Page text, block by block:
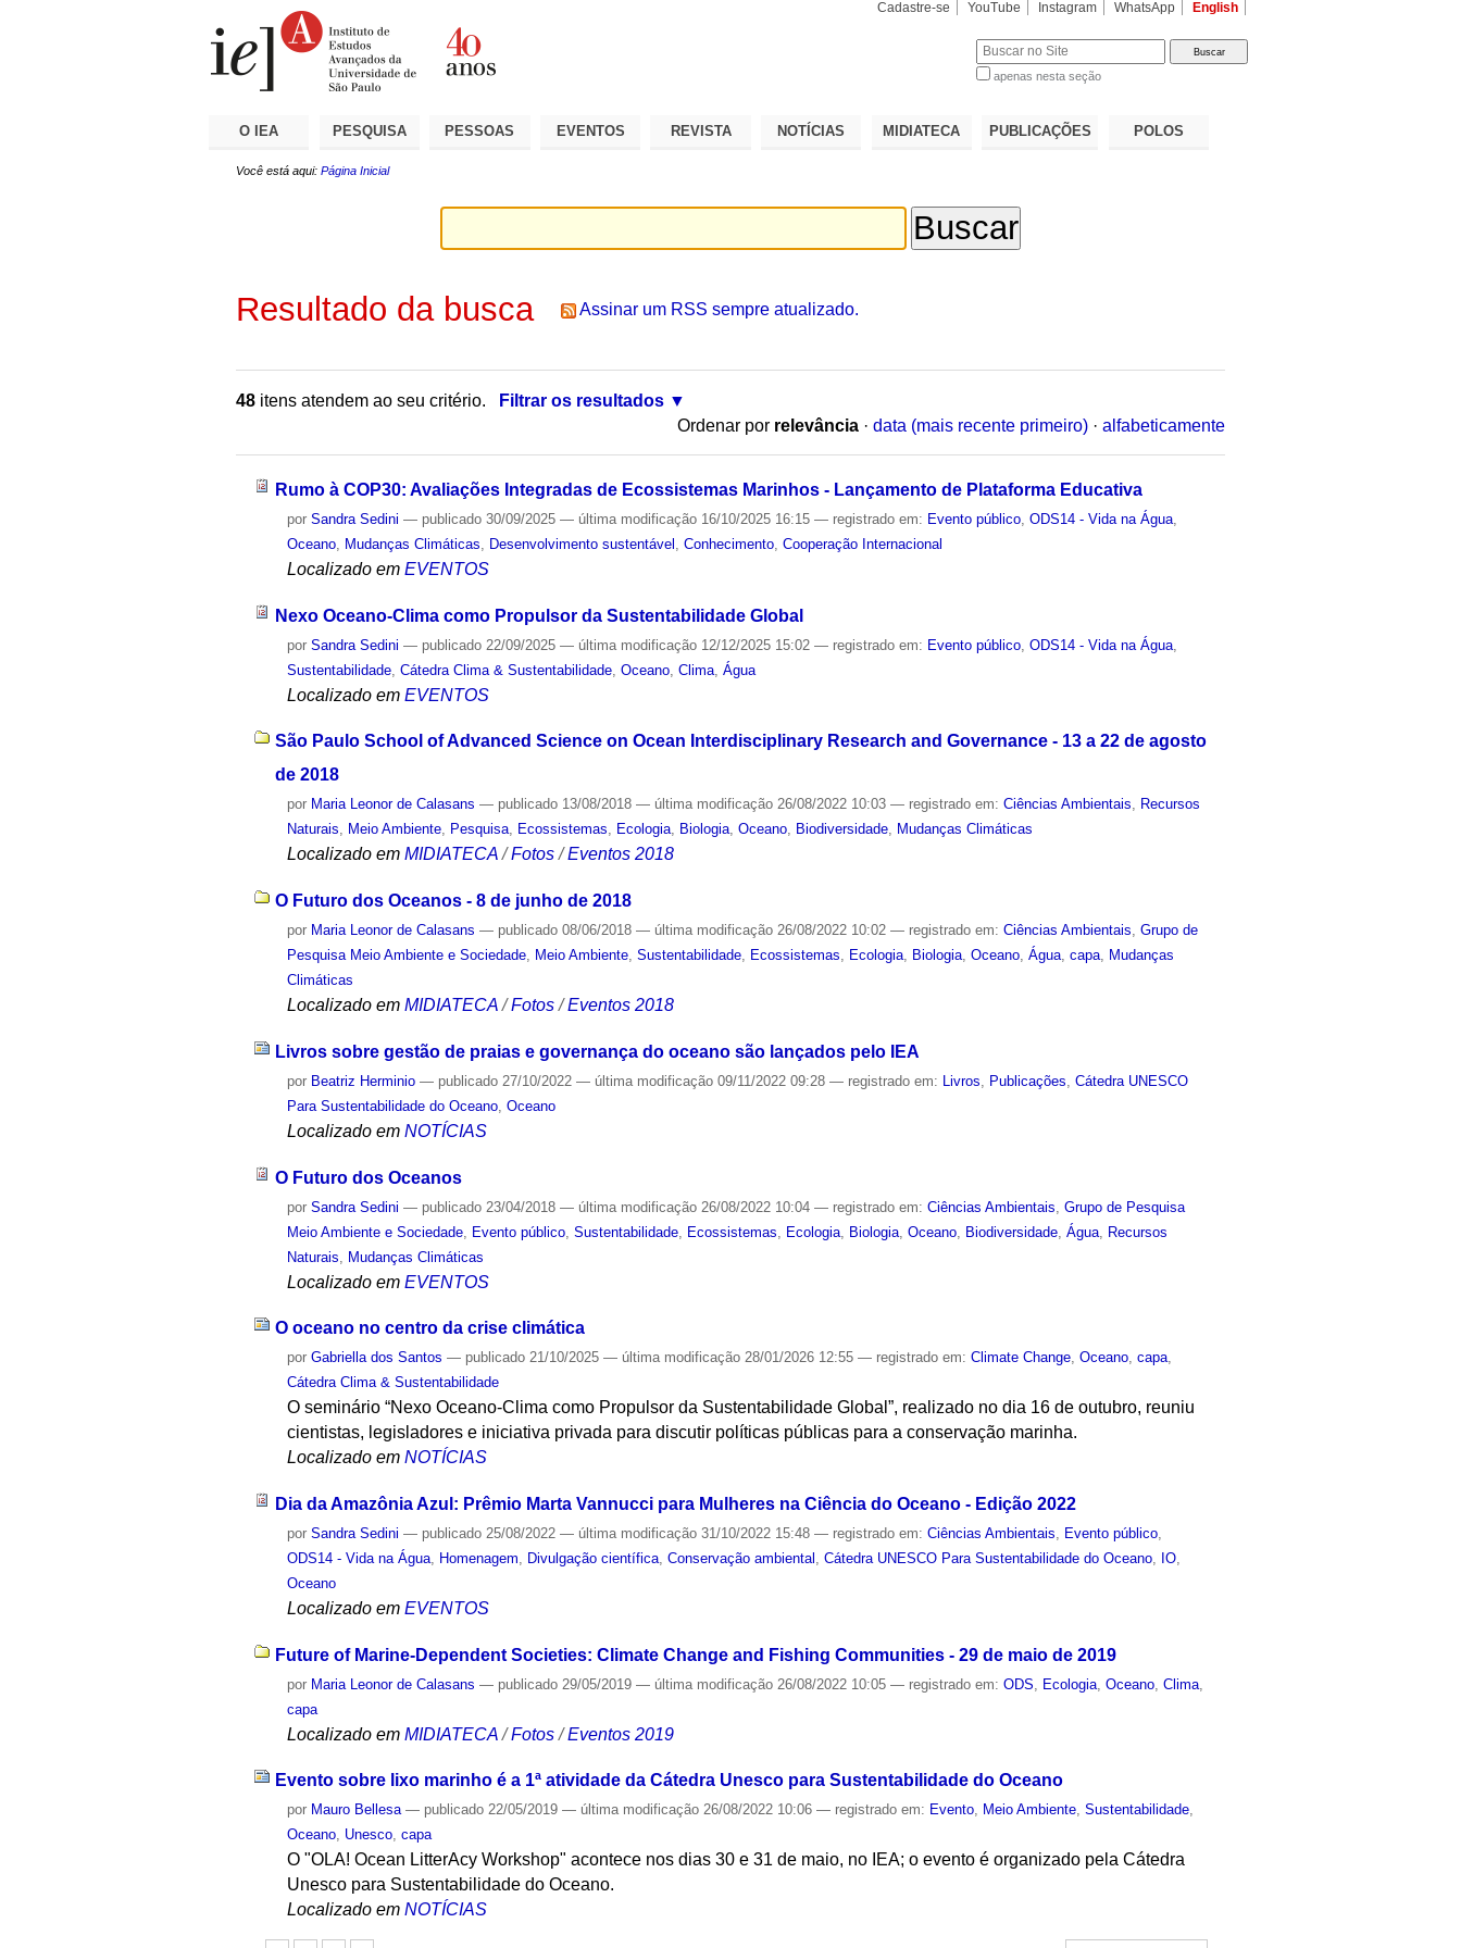
Cadastre-se YouTube Instagram WhatsApp English
apenas nesta seção
O IEA PESQUISA PESSOAS EVENTOS REVISTA NOTÍCIAS MIDIATECA PUBLICAÇÕES POLOS
Você está aqui: Página Inicial
Resultado da busca Assinar um RSS sempre atualizado.
48 itens atendem ao seu critério.
Filtrar os resultados
Ordenar por relevância · data (mais recente primeiro) · alfabeticamente
Rumo à COP30: Avaliações Integradas de Ecossistemas Marinhos - Lançamento de Plataforma Educativa
porSandra Sedini — publicado 30/09/2025— última modificação 16/10/2025 16:15— registrado em: Evento público ,ODS14 - Vida na Água
Oceano
Mudanças Climáticas Desenvolvimento sustentável ,Conhecimento ,Cooperação Internacional
Localizado em EVENTOS
Nexo Oceano-Clima como Propulsor da Sustentabilidade Global
porSandra Sedini — publicado 22/09/2025— última modificação 12/12/2025 15:02— registrado em: Evento público ,ODS14 - Vida na Água
Sustentabilidade ,Cátedra Clima & Sustentabilidade ,Oceano ,Clima ,Água
Localizado em EVENTOS
São Paulo School of Advanced Science on Ocean Interdisciplinary Research and Governance - 13 a 22 de agosto
de 2018
por Maria Leonor de Calasans — publicado 13/08/2018— última modificação 26/08/2022 10:03— registrado em:Ciências Ambientais, Recursos
Naturais, Meio Ambiente, Pesquisa, Ecossistemas, Ecologia, Biologia,Oceano, Biodiversidade, Mudanças Climáticas
Localizado em MIDIATECA /Fotos /Eventos 2018
O Futuro dos Oceanos - 8 de junho de 2018
por Maria Leonor de Calasans — publicado 08/06/2018— última modificação 26/08/2022 10:02— registrado em:Ciências Ambientais,Grupo de
Pesquisa Meio Ambiente e Sociedade, Meio Ambiente,Sustentabilidade, Ecossistemas, Ecologia, Biologia,Oceano,Água,capa, Mudanças
Climáticas
Localizado em MIDIATECA /Fotos /Eventos 2018
Livros sobre gestão de praias e governança do oceano são lançados pelo IEA
por Beatriz Herminio — publicado 27/10/2022— última modificação 09/11/2022 09:28— registrado em: Livros Publicações ,Cátedra UNESCO
Para Sustentabilidade do Oceano ,Oceano
Localizado em NOTÍCIAS
O Futuro dos Oceanos
porSandra Sedini — publicado 23/04/2018— última modificação 26/08/2022 10:04— registrado em:Ciências Ambientais ,Grupo de Pesquisa
Meio Ambiente e Sociedade Evento público ,Sustentabilidade Ecossistemas Ecologia Biologia ,Oceano Biodiversidade ,Água Recursos
Naturais
Mudanças Climáticas
Localizado em EVENTOS
O oceano no centro da crise climática
porGabriella dos Santos — publicado 21/10/2025— última modificação 28/01/2026 12:55— registrado em:Climate Change,Oceano,capa,
Cátedra Clima & Sustentabilidade
O seminário “Nexo Oceano-Clima como Propulsor da Sustentabilidade Global”, realizado no dia 16 de outubro, reuniu
cientistas, legisladores e iniciativa privada para discutir políticas públicas para a conservação marinha.
Localizado em NOTÍCIAS
Dia da Amazônia Azul: Prêmio Marta Vannucci para Mulheres na Ciência do Oceano - Edição 2022
porSandra Sedini — publicado 25/08/2022— última modificação 31/10/2022 15:48— registrado em:Ciências Ambientais Evento público
ODS14 - Vida na Água
Homenagem Divulgação científica ,Conservação ambiental ,Cátedra UNESCO Para Sustentabilidade do Oceano IO
Oceano
Localizado em EVENTOS
Future of Marine-Dependent Societies: Climate Change and Fishing Communities - 29 de maio de 2019
por Maria Leonor de Calasans — publicado 29/05/2019— última modificação 26/08/2022 10:05— registrado em:ODS Ecologia ,Oceano ,Clima
capa
Localizado em MIDIATECA /Fotos /Eventos 2019
Evento sobre lixo marinho é a 1ª atividade da Cátedra Unesco para Sustentabilidade do Oceano
por Mauro Bellesa — publicado 22/05/2019— última modificação 26/08/2022 10:06— registrado em: Evento, Meio Ambiente,Sustentabilidade,
Oceano, Unesco,capa
O "OLA! Ocean LitterAcy Workshop" acontece nos dias 30 e 31 de maio, no IEA; o evento é organizado pela Cátedra
Unesco para Sustentabilidade do Oceano.
Localizado em NOTÍCIAS